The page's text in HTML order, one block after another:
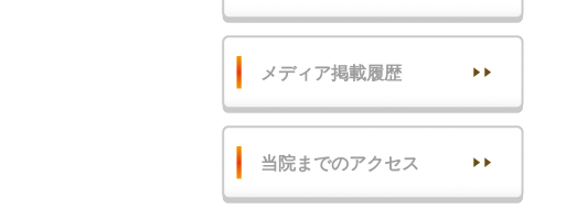
メディア掲載履歴
当院までのアクセス